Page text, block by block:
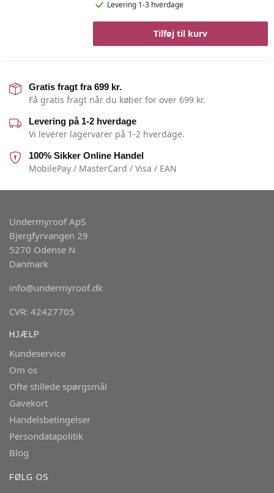
Levering 1-3 hverdage
Tilføj til kurv
Gratis fragt fra 699 kr.
Få gratis fragt når du køber for over 699 kr.
Levering på 1-2 hverdage
Vi leverer lagervarer på 1-2 hverdage.
100% Sikker Online Handel
MobilePay / MasterCard / Visa / EAN
Undermyroof ApS
Bjergfyrvangen 29
5270 Odense N
Danmark
info@undermyroof.dk
CVR: 42427705
HJÆLP
Kundeservice
Om os
Ofte stillede spørgsmål
Gavekort
Handelsbetingelser
Persondatapolitik
Blog
FØLG OS